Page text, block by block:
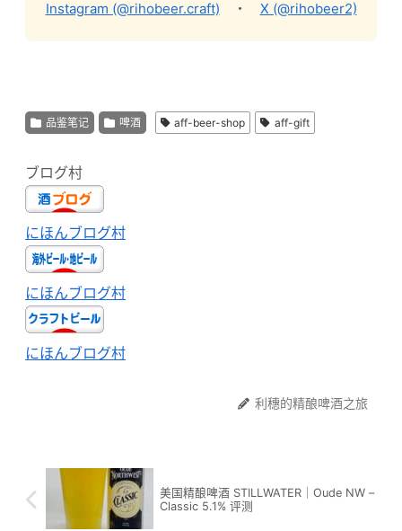
Instagram (@rihobeer.craft) ・ X (@rihobeer2)
品鉴笔记 啤酒 aff-beer-shop aff-gift
ブログ村
にほんブログ村
にほんブログ村
にほんブログ村
利穗的精酿啤酒之旅
美国精酿啤酒 STILLWATER｜Oude NW –
Classic 5.1% 评测